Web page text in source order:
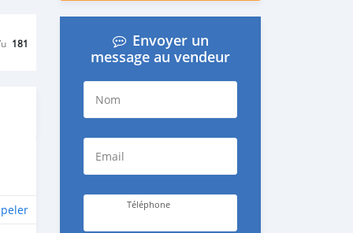
181
Envoyer un
message au vendeur
Nom
Email
Téléphone